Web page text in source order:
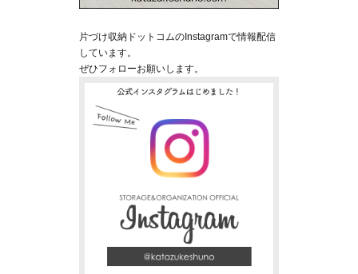
片づけ収納ドットコムのInstagramで情報配信
しています。
ぜひフォローお願いします。